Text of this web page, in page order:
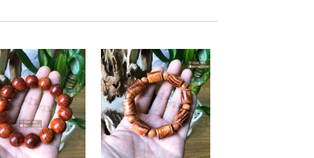
có khó tìm. Người xưa tin rằng
từ trầm hương được các doanh nhân